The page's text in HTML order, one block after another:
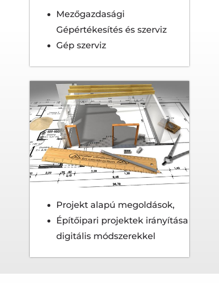
Mezőgazdasági
Gépértékesítés és szerviz
Gép szerviz
Projekt alapú megoldások,
Építőipari projektek irányítása
digitális módszerekkel